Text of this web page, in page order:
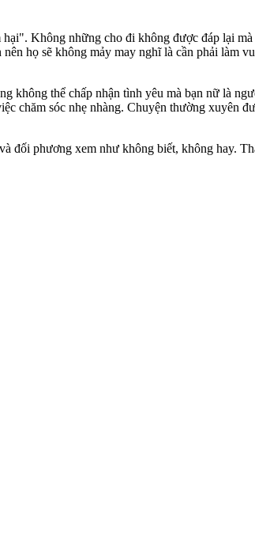
Không những cho đi không được đáp lại
họ sẽ không mảy may nghĩ là cần phải làm
không thể chấp nhận tình yêu mà bạn nữ là
chăm sóc nhẹ nhàng. Chuyện thường xuyên
đối phương xem như không biết, không hay.